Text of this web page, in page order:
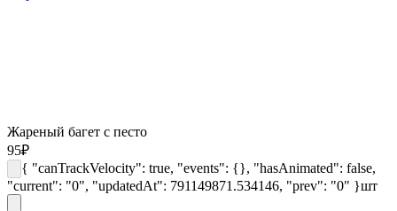
Жареный багет с песто
95₽
{ "canTrackVelocity": true, "events": {}, "hasAnimated": false,
"current": "0", "updatedAt": 791149871.534146, "prev": "0" }шт